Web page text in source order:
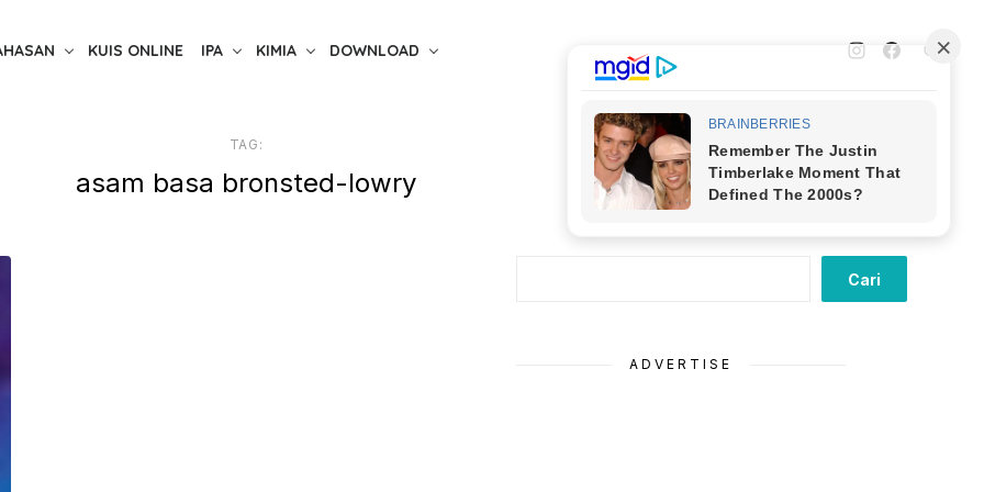
KUIS ONLINE IPA KIMIA DOWNLOAD
TAG:
asam basa bronsted-lowry
Cari
ADVERTISE